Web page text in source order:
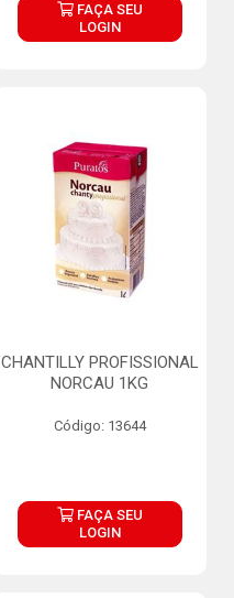
FAÇA SEU
LOGIN
CHANTILLY PROFISSIONAL
NORCAU 1KG
Código: 13644
FAÇA SEU
LOGIN